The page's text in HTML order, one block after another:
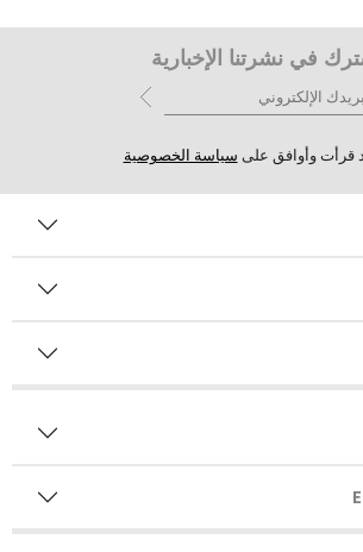
في نشرتنا الإخبارية
قرأت وأوافق على سياسة الخصوصية